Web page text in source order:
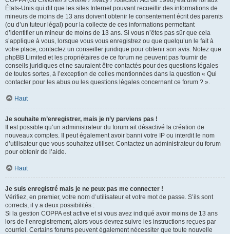
États-Unis qui dit que les sites Internet pouvant recueillir des informations de
mineurs de moins de 13 ans doivent obtenir le consentement écrit des parents
(ou d’un tuteur légal) pour la collecte de ces informations permettant
d’identifier un mineur de moins de 13 ans. Si vous n’êtes pas sûr que cela
s’applique à vous, lorsque vous vous enregistrez ou que quelqu’un le fait à
votre place, contactez un conseiller juridique pour obtenir son avis. Notez que
phpBB Limited et les propriétaires de ce forum ne peuvent pas fournir de
conseils juridiques et ne sauraient être contactés pour des questions légales
de toutes sortes, à l’exception de celles mentionnées dans la question « Qui
contacter pour les abus ou les questions légales concernant ce forum ? ».
Haut
Je souhaite m’enregistrer, mais je n’y parviens pas !
Il est possible qu’un administrateur du forum ait désactivé la création de
nouveaux comptes. Il peut également avoir banni votre IP ou interdit le nom
d’utilisateur que vous souhaitez utiliser. Contactez un administrateur du forum
pour obtenir de l’aide.
Haut
Je suis enregistré mais je ne peux pas me connecter !
Vérifiez, en premier, votre nom d’utilisateur et votre mot de passe. S’ils sont
corrects, il y a deux possibilités :
Si la gestion COPPA est active et si vous avez indiqué avoir moins de 13 ans
lors de l’enregistrement, alors vous devrez suivre les instructions reçues par
courriel. Certains forums peuvent également nécessiter que toute nouvelle